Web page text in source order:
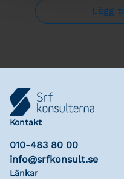
Lägg
Kontakt
010-483 80 00
info@srfkonsult.se
Länkar